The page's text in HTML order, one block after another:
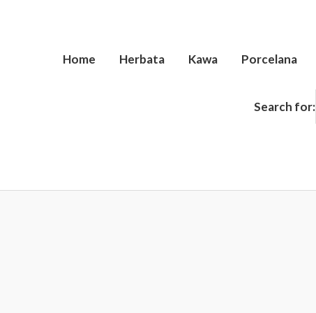
Home Herbata Kawa Porcelana
Search for: